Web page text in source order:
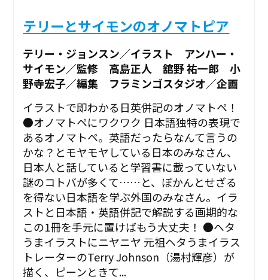
テリーとサイモンのオノマトピア
テリー・ジョンスン／イラスト アンハー・
サイモン／監修 高島正人 舘野 祐一郎 小
野寺宏子／編集 フラミンゴスタジオ／企画
イラストで即わかる日英併記のオノマトペ！
●オノマトペにワクワク 日本語独特の表現で
あるオノマトペ。英語だったらなんて言うの
かな？とモヤモヤしている日本のみなさん、
日本人と話していると学習書に載っていない
謎のコトバが多くて……と、ぽかんとせざる
を得ない日本語を学ぶ外国のみなさん。イラ
ストと日本語・英語併記で解説する画期的な
この1冊を手元に置けばもう大丈夫！ ●ヘタ
うまイラストにニヤニヤ 元祖ヘタうまイラス
トレーターのTerry Johnson（湯村輝彦）が
描く、ピーンときて...